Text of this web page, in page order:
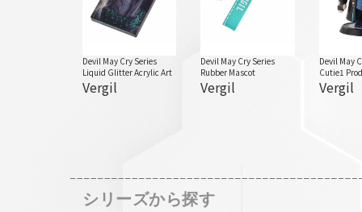
Devil May Cry Series
Liquid Glitter Acrylic Art
Vergil
Devil May Cry Series
Rubber Mascot
Vergil
Devil May
Cutie1
Vergil
シリーズから探す